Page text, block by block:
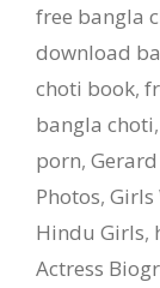
free bangla
download
choti book,
bangla choti,
porn,
Photos, Girls
Hindu Girls,
Actress